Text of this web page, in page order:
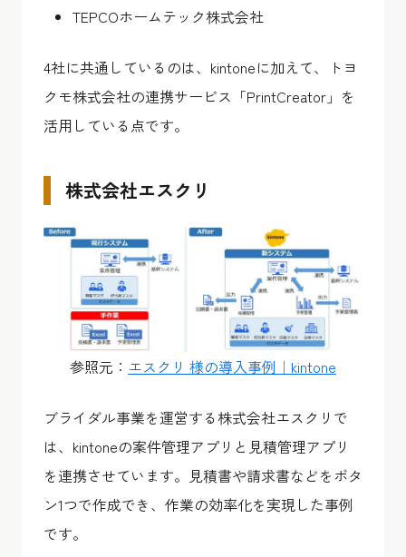
TEPCOホームテック株式会社
4社に共通しているのは、kintoneに加えて、トヨ
クモ株式会社の連携サービス「PrintCreator」を
活用している点です。
株式会社エスクリ
参照元： エスクリ 様の導入事例｜kintone
ブライダル事業を運営する株式会社エスクリで
は、kintoneの案件管理アプリと見積管理アプリ
を連携させています。見積書や請求書などをボタ
ン1つで作成でき、作業の効率化を実現した事例
です。